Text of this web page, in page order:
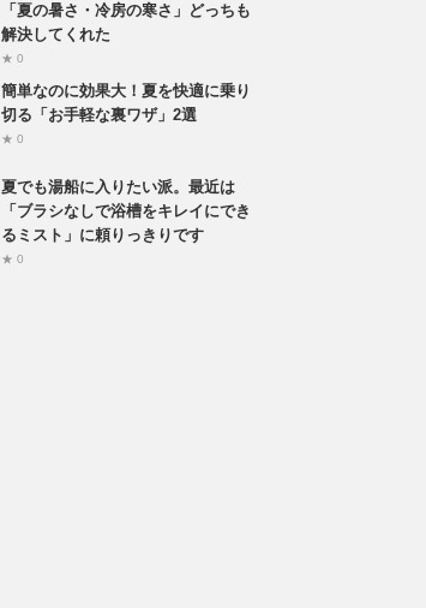
「夏の暑さ・冷房の寒さ」どっちも
解決してくれた
★ 0
簡単なのに効果大！夏を快適に乗り
切る「お手軽な裏ワザ」2選
★ 0
夏でも湯船に入りたい派。最近は
「ブラシなしで浴槽をキレイにでき
るミスト」に頼りっきりです
★ 0